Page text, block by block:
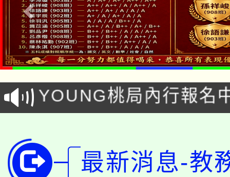
「本色祭」8/29、30在
場熱烈登場!
8/21下午1時於龍潭區
徵才活動。
YOUNG桃局內行報名
局官網。
8月14至27日，桃園電
開!
田徑場及游泳池舉行。
桃園市低收入戶享有免
最新消息-教